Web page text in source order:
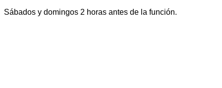
Sábados y domingos 2 horas antes de la función.